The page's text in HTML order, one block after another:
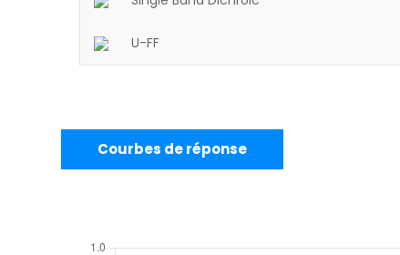
U-FF
Courbes de réponse